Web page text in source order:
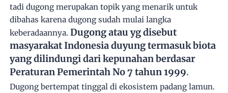
tadi dugong merupakan topik yang menarik untuk
dibahas karena dugong sudah mulai langka
keberadaannya.Dugong atau yg disebut
masyarakat Indonesia duyung termasuk biota
yang dilindungi dari kepunahan berdasar
Peraturan Pemerintah No 7 tahun 1999.
Dugong bertempat tinggal di ekosistem padang lamun.